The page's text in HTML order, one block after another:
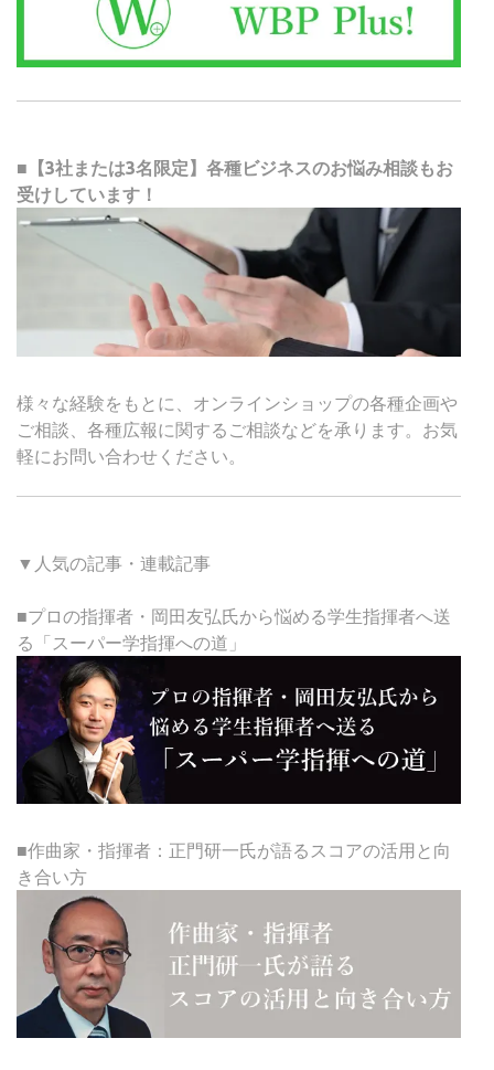
■【3社または3名限定】各種ビジネスのお悩み相談もお
受けしています！
様々な経験をもとに、オンラインショップの各種企画や
ご相談、各種広報に関するご相談などを承ります。お気
軽にお問い合わせください。
▼人気の記事・連載記事
■プロの指揮者・岡田友弘氏から悩める学生指揮者へ送
る「スーパー学指揮への道」
■作曲家・指揮者：正門研一氏が語るスコアの活用と向
き合い方